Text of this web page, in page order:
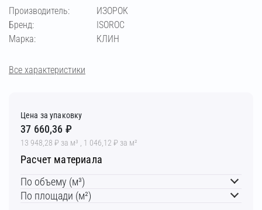
Производитель:
ИЗОРОК
Бренд:
ISOROC
Марка:
КЛИН
Все характеристики
Цена за упаковку
37 660,36 ₽
13 948,28 ₽ за м³ , 1 046,12 ₽ за м²
Расчет материала
По объему (м³)
По площади (м²)